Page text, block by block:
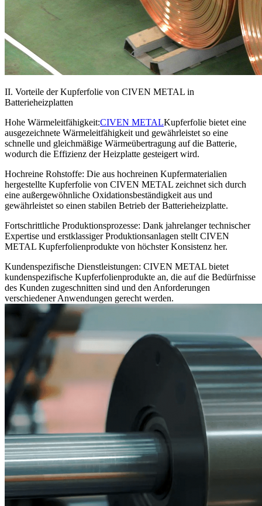
II. Vorteile der Kupferfolie von CIVEN METAL in
Batterieheizplatten
Hohe Wärmeleitfähigkeit:CIVEN METALKupferfolie bietet eine
ausgezeichnete Wärmeleitfähigkeit und gewährleistet so eine
schnelle und gleichmäßige Wärmeübertragung auf die Batterie,
wodurch die Effizienz der Heizplatte gesteigert wird.
Hochreine Rohstoffe: Die aus hochreinen Kupfermaterialien
hergestellte Kupferfolie von CIVEN METAL zeichnet sich durch
eine außergewöhnliche Oxidationsbeständigkeit aus und
gewährleistet so einen stabilen Betrieb der Batterieheizplatte.
Fortschrittliche Produktionsprozesse: Dank jahrelanger technischer
Expertise und erstklassiger Produktionsanlagen stellt CIVEN
METAL Kupferfolienprodukte von höchster Konsistenz her.
Kundenspezifische Dienstleistungen: CIVEN METAL bietet
kundenspezifische Kupferfolienprodukte an, die auf die Bedürfnisse
des Kunden zugeschnitten sind und den Anforderungen
verschiedener Anwendungen gerecht werden.